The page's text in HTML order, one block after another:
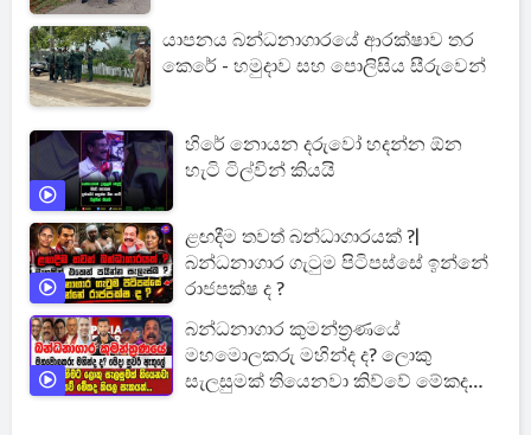
යාපනය බන්ධනාගාරයේ ආරක්ෂාව තර
කෙරේ - හමුදාව සහ පොලිසිය සීරුවෙන්
හිරේ නොයන දරුවෝ හදන්න ඕන
හැටි ටිල්වින් කියයි
ළඟදීම තවත් බන්ධාගාරයක් ?|
බන්ධනාගාර ගැටුම පිටිපස්සේ ඉන්නේ
රාජපක්ෂ ද ?
බන්ධනාගාර කුමන්ත්‍රණයේ
මහමොලකරු මහින්ද ද? ලොකු
සැලසුමක් තියෙනවා කිව්වේ මේකද